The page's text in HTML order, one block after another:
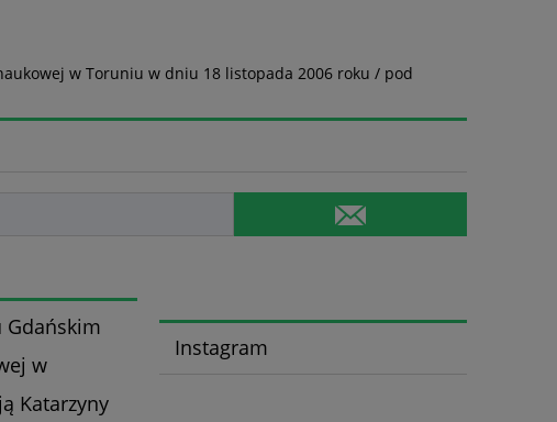
w Toruniu w dniu 18 listopada 2006 roku / pod
Gdańskim
w
Katarzyny
Instagram